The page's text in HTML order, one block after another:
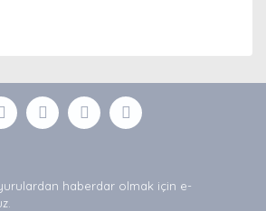
Yorum Yaz
tarafımıza iletebilirsiniz.
için teşekkür ederiz.
eksik bilgiler bulunuyor.
hatalar bulunuyor.
haberdar olmak için e-